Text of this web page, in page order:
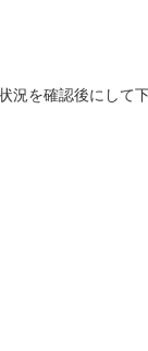
況を確認後にして